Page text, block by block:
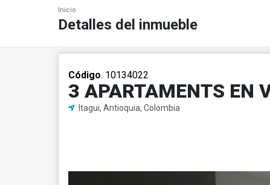
Inicio
Detalles del inmueble
Código. 10134022
3 APARTAMENTS EN
Itagui, Antioquia, Colombia